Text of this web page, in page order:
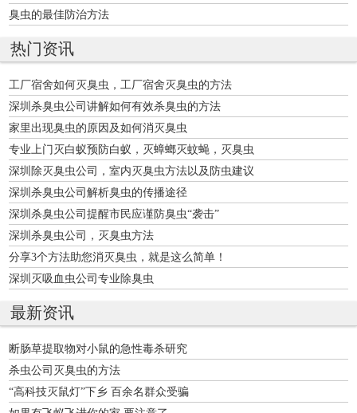
臭虫的最佳防治方法
热门资讯
工厂宿舍如何灭臭虫，工厂宿舍灭臭虫的方法
深圳杀臭虫公司讲解如何有效杀臭虫的方法
家里出现臭虫的原因及如何消灭臭虫
专业上门灭白蚁预防白蚁，灭蟑螂灭蚊蝇，灭臭虫
深圳除灭臭虫公司，室内灭臭虫方法以及防虫建议
深圳杀臭虫公司解析臭虫的传播途径
深圳杀臭虫公司提醒市民应谨防臭虫“袭击”
深圳杀臭虫公司，灭臭虫方法
分享3个方法助您消灭臭虫，就是这么简单！
深圳灭吸血虫公司专业除臭虫
最新资讯
断肠草提取物对小鼠的急性毒杀研究
杀虫公司灭臭虫的方法
“高科技灭鼠灯”下乡 百余名群众受骗